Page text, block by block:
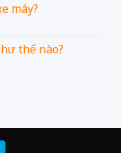
máy?
thế nào?